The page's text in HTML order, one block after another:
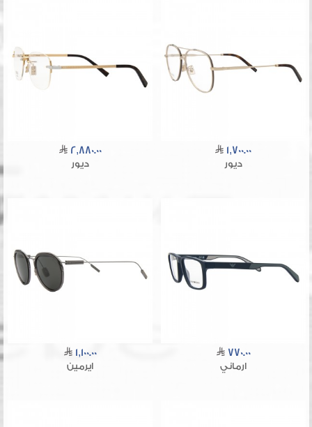
1,700.00
ديور
2,880.00
ديور
770.00
ارماني
1,100.00
ايرمين